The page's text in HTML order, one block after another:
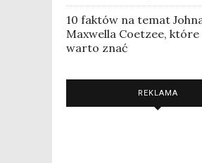
10 faktów na temat
Maxwella Coetzee, które
warto znać
REKLAMA